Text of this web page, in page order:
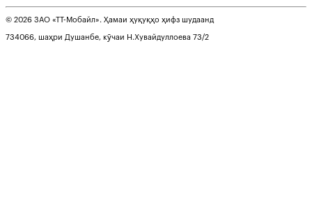
© 2026 ЗАО «ТТ-Мобайл». Ҳамаи ҳуқуқҳо ҳифз шудаанд
734066, шаҳри Душанбе, кӯчаи Н.Хувайдуллоева 73/2